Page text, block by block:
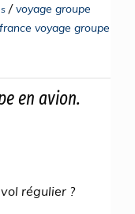
/voyage groupe
france voyage groupe
en avion.
régulier ?